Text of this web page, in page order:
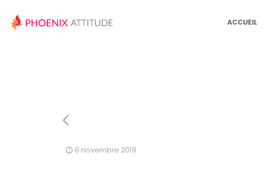
ACCUEIL
6 novembre 2019